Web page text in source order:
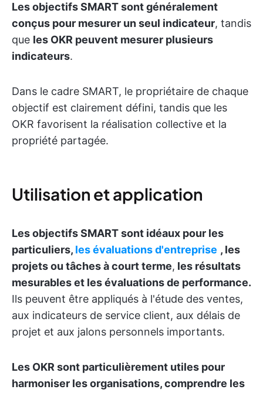
Les objectifs SMART sont généralement
conçus pour mesurer un seul indicateur, tandis
que les OKR peuvent mesurer plusieurs
indicateurs.
Dans le cadre SMART, le propriétaire de chaque
objectif est clairement défini, tandis que les
OKR favorisent la réalisation collective et la
propriété partagée.
Utilisation et application
Les objectifs SMART sont idéaux pour les
particuliers, les évaluations d'entreprise , les
projets ou tâches à court terme, les résultats
mesurables et les évaluations de performance.
Ils peuvent être appliqués à l'étude des ventes,
aux indicateurs de service client, aux délais de
projet et aux jalons personnels importants.
Les OKR sont particulièrement utiles pour
harmoniser les organisations, comprendre les